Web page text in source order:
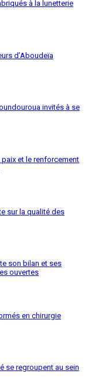
à la lunetterie
d’Aboudeïa
invités à se
paix et le renforcement
sur la qualité des
son bilan et ses
ouvertes
en chirurgie
se regroupent au sein